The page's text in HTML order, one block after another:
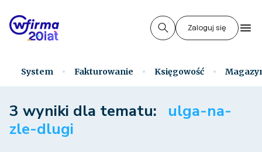
Zaloguj się
System Fakturowanie Księgowość
3 wyniki dla tematu:
ulga-na-
zle-dlugi